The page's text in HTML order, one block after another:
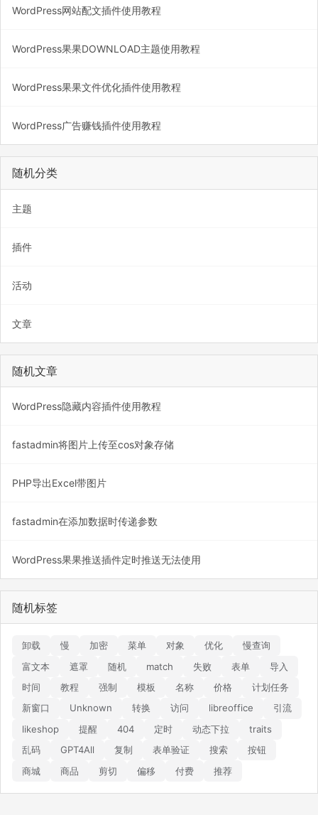
WordPress网站配文插件使用教程
WordPress果果DOWNLOAD主题使用教程
WordPress果果文件优化插件使用教程
WordPress广告赚钱插件使用教程
随机分类
主题
插件
活动
文章
随机文章
WordPress隐藏内容插件使用教程
fastadmin将图片上传至cos对象存储
PHP导出Excel带图片
fastadmin在添加数据时传递参数
WordPress果果推送插件定时推送无法使用
随机标签
卸载 慢 加密 菜单 对象 优化
慢查询
富文本
遮罩 随机 match 失败 表单
导入
时间
教程 强制 模板 名称 价格
计划任务
新窗口
Unknown 转换 访问 libreoffice
引流
likeshop
提醒 404 定时 动态下拉
traits
乱码
GPT4All 复制 表单验证 搜索
按钮
商城
商品 剪切 偏移 付费 推荐